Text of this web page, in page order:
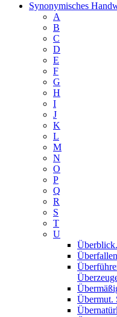
Synonymisches
A
B
C
D
E
F
G
H
I
J
K
L
M
N
O
P
Q
R
S
T
U
Übermut.